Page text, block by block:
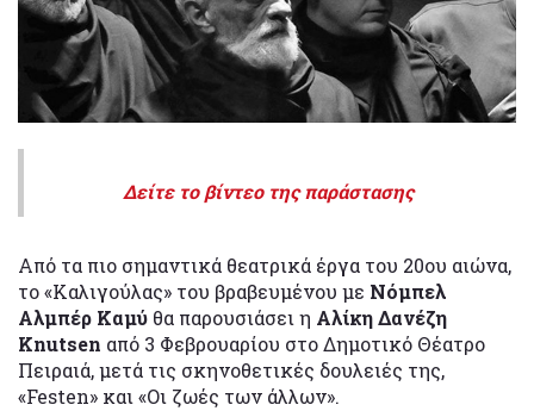
Δείτε το βίντεο της παράστασης
Από τα πιο σημαντικά θεατρικά έργα του 20ου αιώνα,
το «Καλιγούλας» του βραβευμένου με Νόμπελ
Αλμπέρ Καμύ θα παρουσιάσει η Αλίκη Δανέζη
Knutsen από 3 Φεβρουαρίου στο Δημοτικό Θέατρο
Πειραιά, μετά τις σκηνοθετικές δουλειές της,
«Festen» και «Οι ζωές των άλλων».